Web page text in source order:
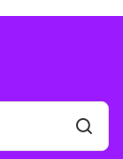
trouver